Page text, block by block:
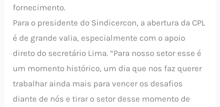
fornecimento.
Para o presidente do Sindicercon, a abertura da CPL
é de grande valia, especialmente com o apoio
direto do secretário Lima. “Para nosso setor esse é
um momento histórico, um dia que nos faz querer
trabalhar ainda mais para vencer os desafios
diante de nós e tirar o setor desse momento de